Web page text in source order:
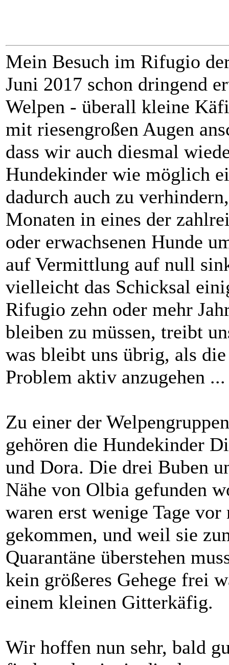
Mein Besuch im Rifugio
Juni 2017 schon dringend
Welpen - überall kleine
mit riesengroßen Augen
dass wir auch diesmal
Hundekinder wie möglich
dadurch auch zu
Monaten in eines der
oder erwachsenen Hunde
auf Vermittlung auf null
vielleicht das Schicksal
Rifugio zehn oder mehr
bleiben zu müssen, treibt
was bleibt uns übrig, als
Problem aktiv anzugehen ...
Zu einer der
gehören die Hundekinder
und Dora. Die drei Buben
Nähe von Olbia gefunden
waren erst wenige Tage
gekommen, und weil sie
Quarantäne überstehen
kein größeres Gehege frei
einem kleinen Gitterkäfig.
Wir hoffen nun sehr, bald